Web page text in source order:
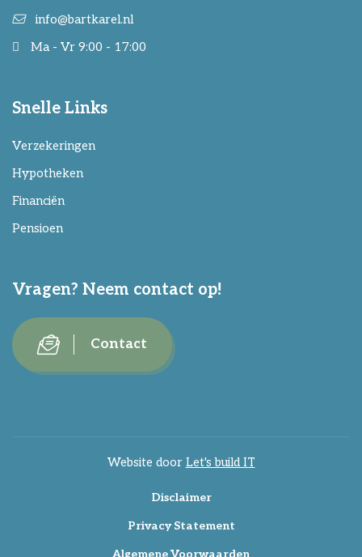
info@bartkarel.nl
Ma - Vr 9:00 - 17:00
Snelle Links
Verzekeringen
Hypotheken
Financiën
Pensioen
Vragen? Neem contact op!
Contact
Website door Let's build IT
Disclaimer
Privacy Statement
Algemene Voorwaarden